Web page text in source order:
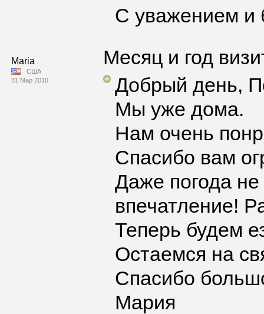
С уважением и
Maria
США
31 Мар 2010
Месяц и год
Добрый день,
Мы уже дома.
Нам очень
Спасибо вам
Даже погода
впечатление!
Теперь будем
Остаемся на
Спасибо
Мария